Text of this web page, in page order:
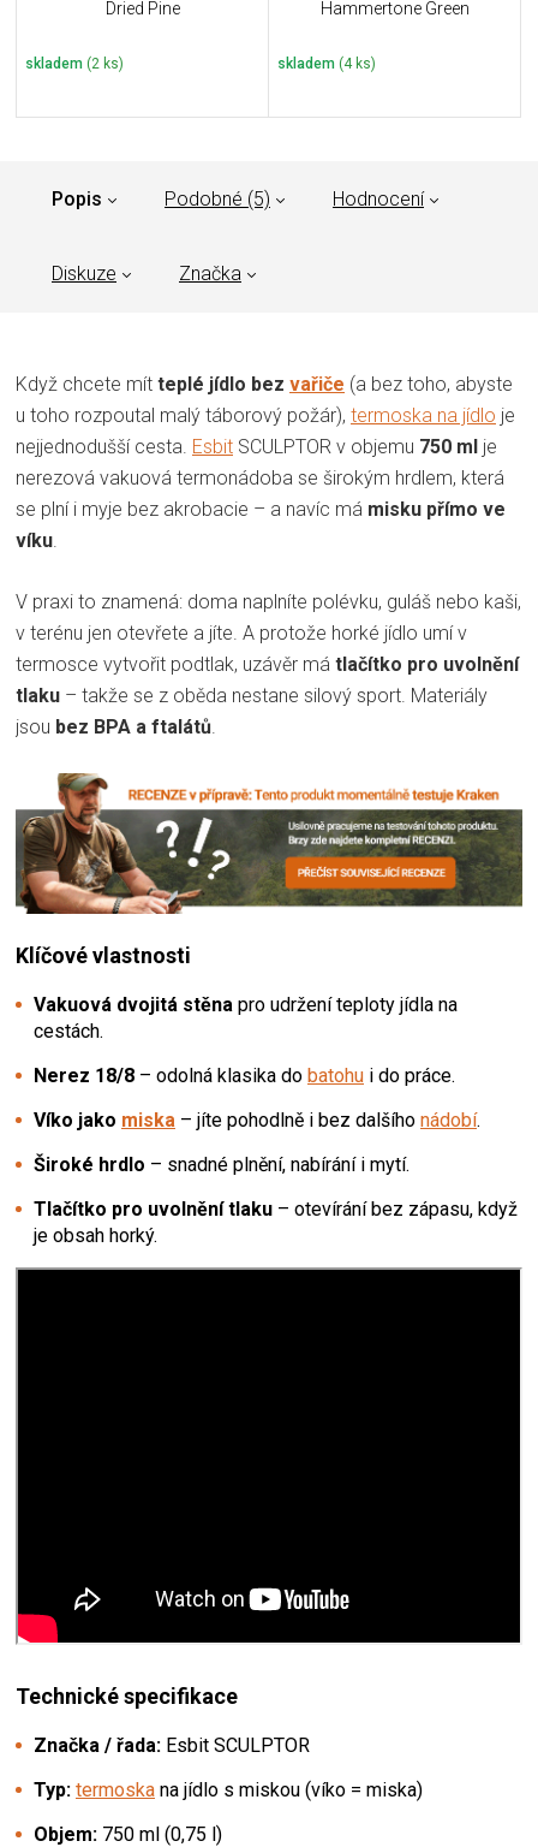
Dried Pine
skladem (2 ks)
Hammertone Green
skladem (4 ks)
Popis Podobné (5) Hodnocení
Diskuze Značka
Když chcete mít teplé jídlo bez vařiče (a bez toho, abyste
u toho rozpoutal malý táborový požár), termoska na jídlo je
nejjednodušší cesta. Esbit SCULPTOR v objemu 750 ml je
nerezová vakuová termonádoba se širokým hrdlem, která
se plní i myje bez akrobacie – a navíc má misku přímo ve
víku.
V praxi to znamená: doma naplníte polévku, guláš nebo kaši,
v terénu jen otevřete a jíte. A protože horké jídlo umí v
termosce vytvořit podtlak, uzávěr má tlačítko pro uvolnění
tlaku – takže se z oběda nestane silový sport. Materiály
jsou bez BPA a ftalátů.
Klíčové vlastnosti
Vakuová dvojitá stěna pro udržení teploty jídla na
cestách.
Nerez 18/8 – odolná klasika do batohu i do práce.
Víko jako miska – jíte pohodlně i bez dalšího nádobí.
Široké hrdlo – snadné plnění, nabírání i mytí.
Tlačítko pro uvolnění tlaku – otevírání bez zápasu, když
je obsah horký.
Technické specifikace
Značka / řada: Esbit SCULPTOR
Typ: termoska na jídlo s miskou (víko = miska)
Objem: 750 ml (0,75 l)